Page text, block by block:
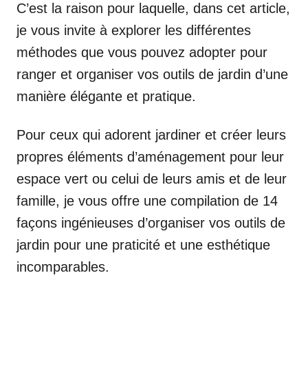
C’est la raison pour laquelle, dans cet article,
je vous invite à explorer les différentes
méthodes que vous pouvez adopter pour
ranger et organiser vos outils de jardin d’une
manière élégante et pratique.
Pour ceux qui adorent jardiner et créer leurs
propres éléments d’aménagement pour leur
espace vert ou celui de leurs amis et de leur
famille, je vous offre une compilation de 14
façons ingénieuses d’organiser vos outils de
jardin pour une praticité et une esthétique
incomparables.